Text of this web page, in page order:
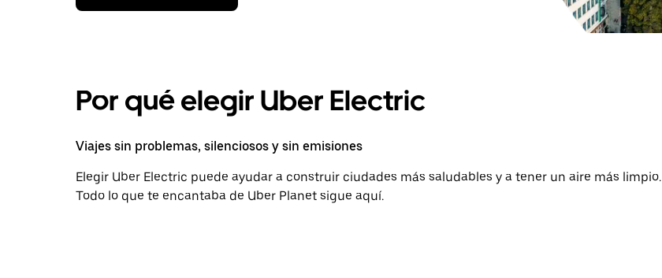
Por qué elegir Uber Electric
Viajes sin problemas, silenciosos y sin emisiones
Elegir Uber Electric puede ayudar a construir ciudades más saludables y a tener un aire más limpio.
Todo lo que te encantaba de Uber Planet sigue aquí.